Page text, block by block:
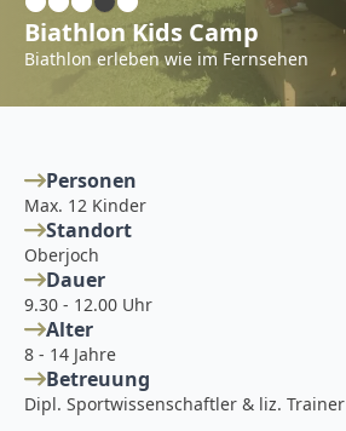
Biathlon Kids Camp
Biathlon erleben wie im Fernsehen
Personen
Max. 12 Kinder
Standort
Oberjoch
Dauer
9.30 - 12.00 Uhr
Alter
8 - 14 Jahre
Betreuung
Dipl. Sportwissenschaftler & liz. Trainer